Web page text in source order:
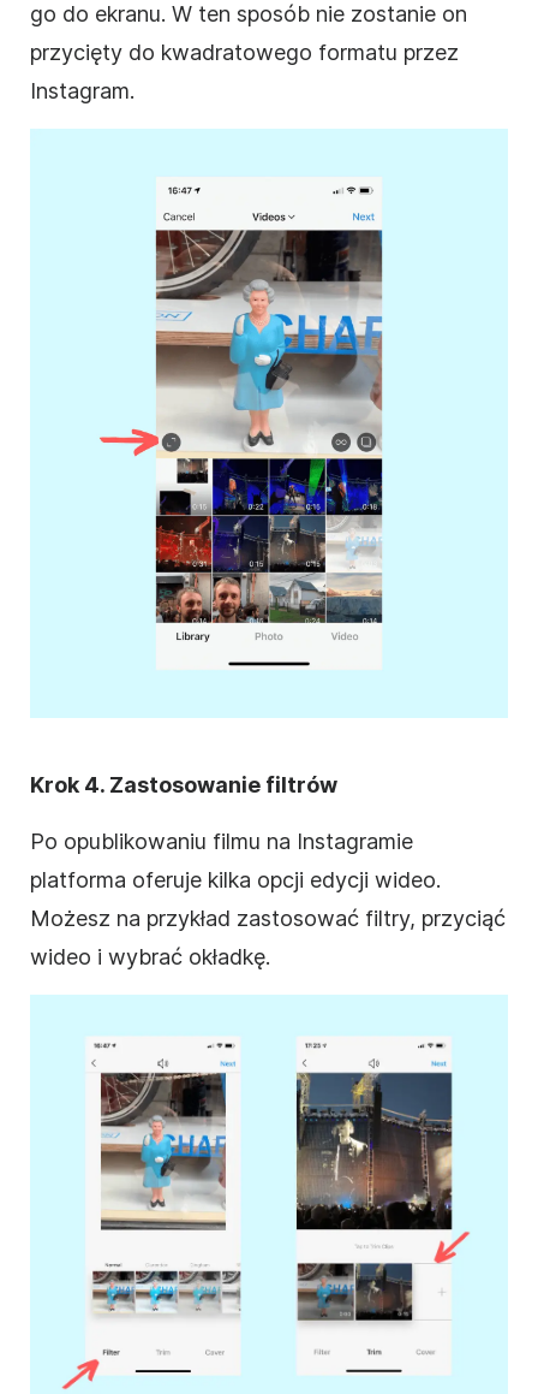
go do ekranu. W ten sposób nie zostanie on
przycięty do kwadratowego formatu przez
Instagram.
Krok 4. Zastosowanie filtrów
Po opublikowaniu filmu na Instagramie
platforma oferuje kilka opcji edycji wideo.
Możesz na przykład zastosować filtry, przyciąć
wideo i wybrać okładkę.